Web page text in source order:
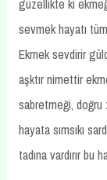
güzellikte ki
sevmek hayatı
Ekmek sevdirir
aşktır nimettir
sabretmeği, doğru
hayata sımsıkı
tadına vardırır